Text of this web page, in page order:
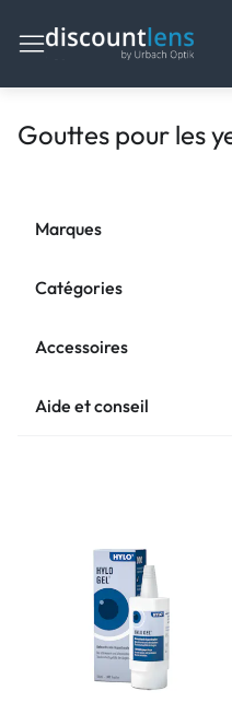
Gouttes pour les
Marques
Catégories
Accessoires
Aide et conseil